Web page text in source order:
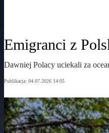
Emigranci z
Dawniej Polacy uciekali za
Publikacja: 04.07.2026 14:05